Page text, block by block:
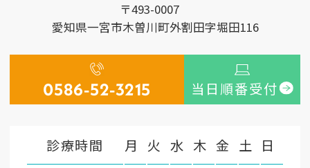
〒493-0007
愛知県一宮市木曽川町外割田字堀田116
0586-52-3215 当日順番受付
診療時間 月 火 水 木 金 土 日